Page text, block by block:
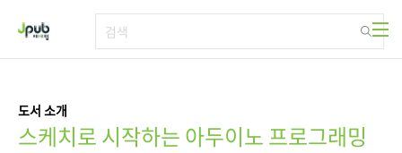
도서 소개
스케치로 시작하는 아두이노 프로그래밍